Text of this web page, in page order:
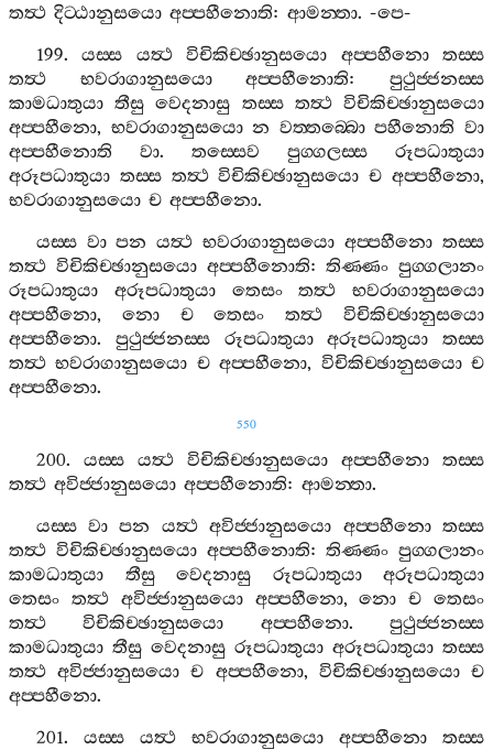
තත්‍ථ දිට‍්ඨානුසයො අප‍්පහීනොති: ආමන‍්තා. -පෙ-
199.යස‍්ස යත්‍ථ විචිකිච‍්ඡානුසයො අප‍්පහීනො
තස‍්ස
තත්‍ථ
භවරාගානුසයො අප‍්පහීනොති:පුථුජ‍්ජනස‍්ස
කාමධාතුයා තීසු වෙදනාසු තස‍්ස තත්‍ථ විචිකිච‍්ඡානුසයො
අප‍්පහීනො, භවරාගානුසයො න වත‍්තබ‍්බො පහීනොති වා
අප‍්පහීනොති
වා. තස‍්සෙව පුග‍්ගලස‍්ස
රූපධාතුයා
අරූපධාතුයා තස‍්ස තත්‍ථ විචිකිච‍්ඡානුසයො ච අප‍්පහීනො,
භවරාගානුසයො ච අප‍්පහීනො.
යස‍්ස වා පන යත්‍ථ භවරාගානුසයො අප‍්පහීනො තස‍්ස
තත්‍ථ විචිකිච‍්ඡානුසයො අප‍්පහීනොති:තිණ‍්ණං පුග‍්ගලානං
රූපධාතුයා
අරූපධාතුයා තෙසං තත්‍ථ
භවරාගානුසයො
අප‍්පහීනො, නො ච තෙසං තත්‍ථ
විචිකිච‍්ඡානුසයො
අප‍්පහීනො. පුථුජ‍්ජනස‍්ස රූපධාතුයා අරූපධාතුයා
තස‍්ස
තත්‍ථ භවරාගානුසයො ච අප‍්පහීනො, විචිකිච‍්ඡානුසයො ච
අප‍්පහීනො.
550
200. යස‍්ස යත්‍ථ විචිකිච‍්ඡානුසයො අප‍්පහීනො
තස‍්ස
තත්‍ථ අවිජ‍්ජානුසයො අප‍්පහීනොති: ආමන‍්තා.
යස‍්ස වා පන යත්‍ථ අවිජ‍්ජානුසයො අප‍්පහීනො තස‍්ස
තත්‍ථ විචිකිච‍්ඡානුසයො අප‍්පහීනොති:තිණ‍්ණං පුග‍්ගලානං
කාමධාතුයා
තීසු වෙදනාසු රූපධාතුයා
අරූපධාතුයා
තෙසං තත්‍ථ අවිජ‍්ජානුසයො අප‍්පහීනො,නො ච තෙසං
තත්‍ථ
විචිකිච‍්ඡානුසයො අප‍්පහීනො.පුථුජ‍්ජනස‍්ස
කාමධාතුයා තීසු වෙදනාසු රූපධාතුයා අරූපධාතුයා තස‍්ස
තත්‍ථ අවිජ‍්ජානුසයො ච අප‍්පහීනො, විචිකිච‍්ඡානුසයො ච
අප‍්පහීනො.
201. යස‍්ස යත්‍ථ භවරාගානුසයො අප‍්පහීනො
තස‍්ස